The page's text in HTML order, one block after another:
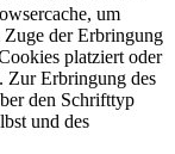
um
der Erbringung
platziert oder
Zur Erbringung des
den Schrifttyp
und des